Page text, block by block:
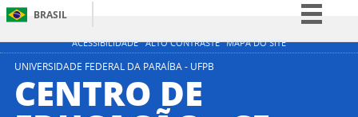
ACESSIBILIDADE ALTO CONTRASTE MAPA DO SITE
BRASIL
Simplifique!
UNIVERSIDADE FEDERAL DA PARAÍBA - UFPB
CENTRO DE